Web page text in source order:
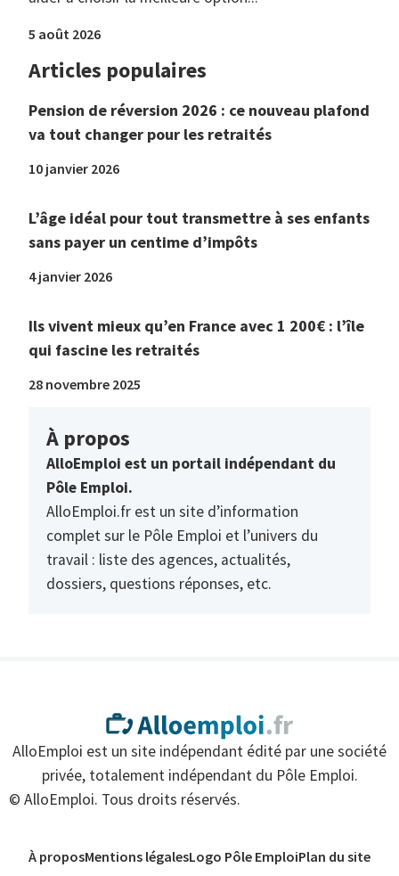
5 août 2026
Articles populaires
Pension de réversion 2026 : ce nouveau plafond
va tout changer pour les retraités
10 janvier 2026
L’âge idéal pour tout transmettre à ses enfants
sans payer un centime d’impôts
4 janvier 2026
Ils vivent mieux qu’en France avec 1 200€ : l’île
qui fascine les retraités
28 novembre 2025
À propos
AlloEmploi est un portail indépendant du
Pôle Emploi.
AlloEmploi.fr est un site d’information
complet sur le Pôle Emploi et l’univers du
travail : liste des agences, actualités,
dossiers, questions réponses, etc.
AlloEmploi est un site indépendant édité par une société
privée, totalement indépendant du Pôle Emploi.
© AlloEmploi. Tous droits réservés.
À proposMentions légalesLogo Pôle EmploiPlan du site